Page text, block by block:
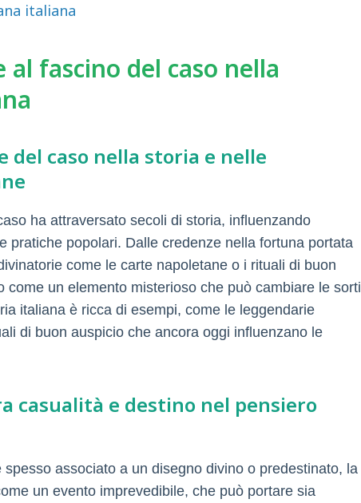
italiana
fascino del caso nella
del caso nella storia e nelle
ha attraversato secoli di storia, influenzando
pratiche popolari. Dalle credenze nella fortuna portata
come le carte napoletane o i rituali di buon
come un elemento misterioso che può cambiare le sorti
italiana è ricca di esempi, come le leggendarie
di buon auspicio che ancora oggi influenzano le
casualità e destino nel pensiero
spesso associato a un disegno divino o predestinato, la
un evento imprevedibile, che può portare sia